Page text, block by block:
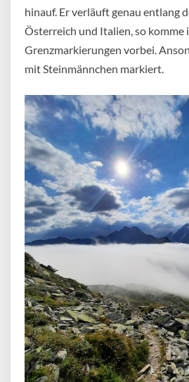
hinauf. Er verläuft genau entlang
Österreich und Italien, so komme
Grenzmarkierungen vorbei.
mit Steinmännchen markiert.